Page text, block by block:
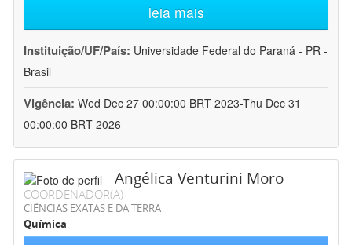
leia mais
Instituição/UF/País: Universidade Federal do Paraná - PR -
Brasil
Vigência: Wed Dec 27 00:00:00 BRT 2023-Thu Dec 31
00:00:00 BRT 2026
Angélica Venturini Moro
COORDENADOR(A)
CIÊNCIAS EXATAS E DA TERRA
Química